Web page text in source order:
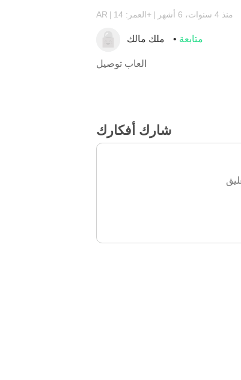
AR العمر: 14+ منذ 4 سنوات، 6 أشهر
متابعة
العاب توصيل
شارك أفكارك